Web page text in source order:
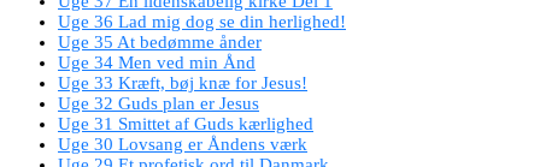
Uge 36 Lad mig dog se din herlighed!
Uge 35 At bedømme ånder
Uge 34 Men ved min Ånd
Uge 33 Kræft, bøj knæ for Jesus!
Uge 32 Guds plan er Jesus
Uge 31 Smittet af Guds kærlighed
Uge 30 Lovsang er Åndens værk